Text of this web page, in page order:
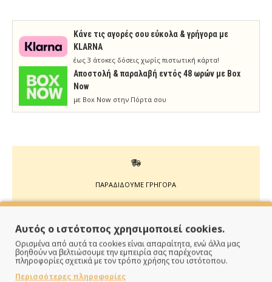
Κάνε τις αγορές σου εύκολα & γρήγορα με
KLARNA
έως 3 άτοκες δόσεις χωρίς πιστωτική κάρτα!
Aποστολή & παραλαβή εντός 48 ωρών με Box
Now
με Box Now στην Πόρτα σου
ΠΑΡΑΔΙΔΟΥΜΕ ΓΡΗΓΟΡΑ
ημέρες
Αυτός ο ιστότοπος χρησιμοποιεί cookies.
Ορισμένα από αυτά τα cookies είναι απαραίτητα, ενώ άλλα μας
βοηθούν να βελτιώσουμε την εμπειρία σας παρέχοντας
πληροφορίες σχετικά με τον τρόπο χρήσης του ιστότοπου.
Περισσότερες πληροφορίες